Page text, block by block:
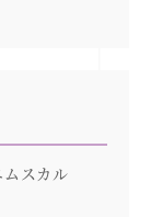
スカル